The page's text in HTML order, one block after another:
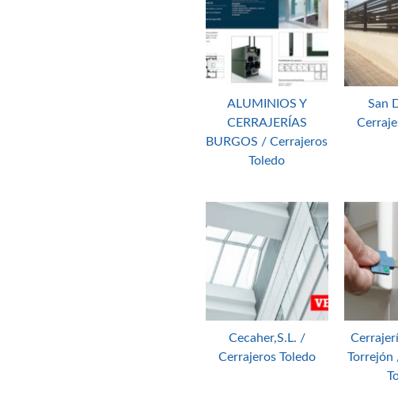
ALUMINIOS Y
CERRAJERÍAS
BURGOS / Cerrajeros
Toledo
San
Cecaher,S.L. /
Cerrajeros Toledo
Torrejón